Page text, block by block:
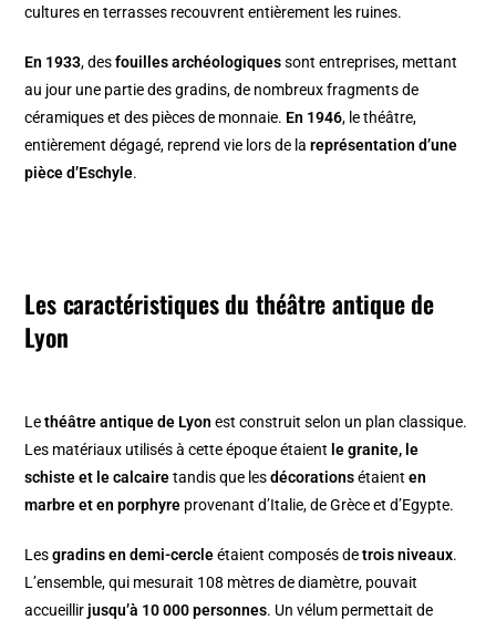
cultures en terrasses recouvrent entièrement les ruines.
En 1933, desfouilles archéologiquessont entreprises, mettant
au jour une partie des gradins, de nombreux fragments de
céramiques et des pièces de monnaie. En 1946, le théâtre,
entièrement dégagé, reprend vie lors de lareprésentation d’une
pièce d’Eschyle.
Les caractéristiques du théâtre antique de
Lyon
Lethéâtre antique de Lyon est construit selon un plan classique.
Les matériaux utilisés à cette époque étaient le granite, le
schiste et le calcairetandis que lesdécorationsétaienten
marbre et en porphyre provenant d’Italie, de Grèce et d’Egypte.
Lesgradins en demi-cercleétaient composés detrois niveaux.
L’ensemble, qui mesurait 108 mètres de diamètre, pouvait
accueillirjusqu’à 10 000 personnes. Un vélum permettait de